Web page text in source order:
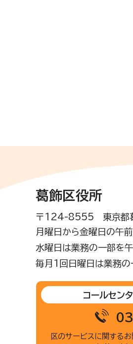
葛飾区役所
〒124-8555 東京都
月曜日から金曜日の午
水曜日は業務の一部を
毎月1回日曜日は業務の
コールセン
区のサービスに関する